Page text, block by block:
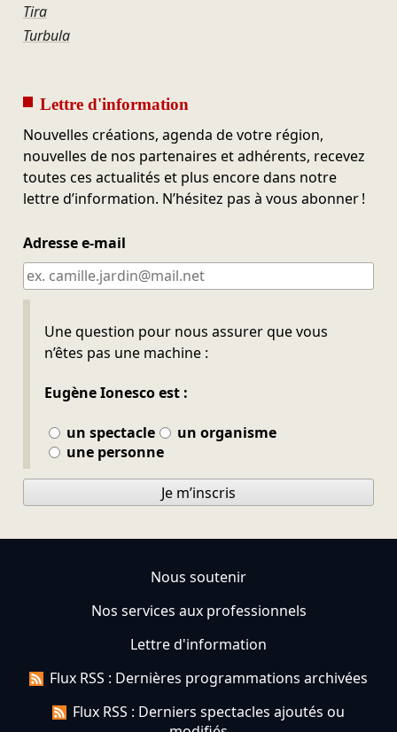
Tira
Turbula
Lettre d'information
Nouvelles créations, agenda de votre région,
nouvelles de nos partenaires et adhérents, recevez
toutes ces actualités et plus encore dans notre
lettre d’information. N’hésitez pas à vous abonner !
Adresse e-mail
Une question pour nous assurer que vous
n’êtes pas une machine :
Eugène Ionesco est :
un spectacle
un organisme
une personne
Ne pas remplir
Je m’inscris
Nous soutenir
Nos services aux professionnels
Lettre d'information
Flux RSS : Dernières programmations archivées
Flux RSS : Derniers spectacles ajoutés ou